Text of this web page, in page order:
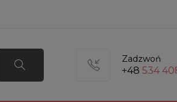
Zadzwoń
+48 534